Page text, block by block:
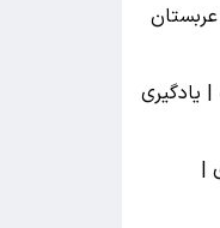
زن با شاگرد ۱۷ ساله | یادگیری
|